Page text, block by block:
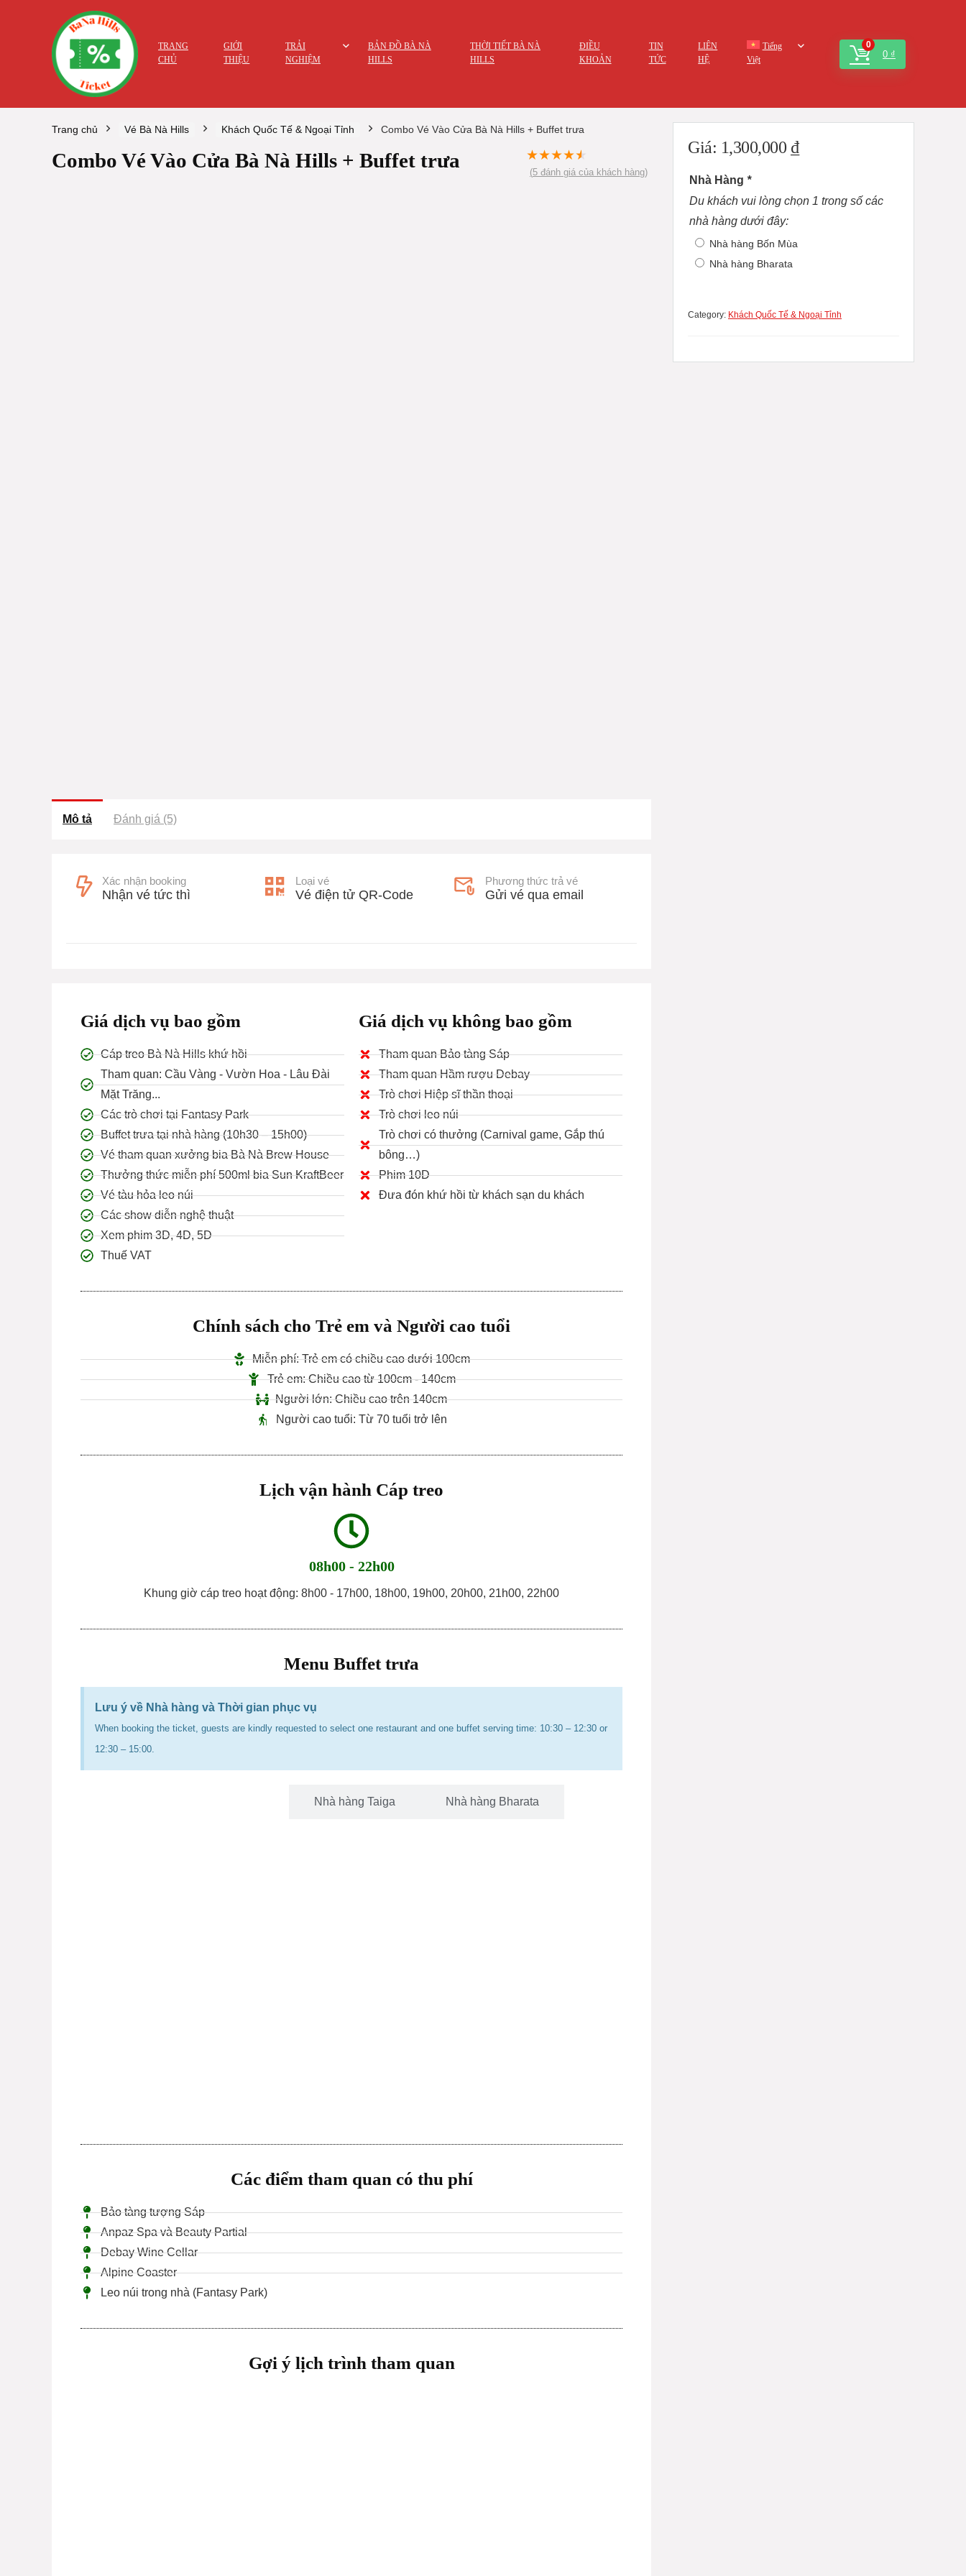
TRANG
CHỦ
GIỚI
THIỆU
TRẢI
NGHIỆM
BẢN ĐỒ BÀ NÀ
HILLS
THỜI TIẾT BÀ NÀ
HILLS
ĐIỀU
KHOẢN
TIN
TỨC
LIÊN
HỆ
Tiếng
Việt
0
0 ₫
Trang chủ Vé Bà Nà Hills Khách Quốc Tế & Ngoại Tỉnh Combo Vé Vào Cửa Bà Nà Hills + Buffet trưa
Combo Vé Vào Cửa Bà Nà Hills + Buffet trưa ★★★★★
(5 đánh giá của khách hàng)
Mô tả Đánh giá (5)
Xác nhận booking
Nhận vé tức thì
Loại vé
Vé điện tử QR-Code
Phương thức trả vé
Gửi vé qua email
Giá dịch vụ bao gồm
Cáp treo Bà Nà Hills khứ hồi
Tham quan: Cầu Vàng - Vườn Hoa - Lâu Đài
Mặt Trăng...
Các trò chơi tại Fantasy Park
Buffet trưa tại nhà hàng (10h30 – 15h00)
Vé tham quan xưởng bia Bà Nà Brew House
Thưởng thức miễn phí 500ml bia Sun KraftBeer
Vé tàu hỏa leo núi
Các show diễn nghệ thuật
Xem phim 3D, 4D, 5D
Thuế VAT
Giá dịch vụ không bao gồm
Tham quan Bảo tàng Sáp
Tham quan Hầm rượu Debay
Trò chơi Hiệp sĩ thần thoại
Trò chơi leo núi
Trò chơi có thưởng (Carnival game, Gắp thú
bông…)
Phim 10D
Đưa đón khứ hồi từ khách sạn du khách
Chính sách cho Trẻ em và Người cao tuổi
Miễn phí: Trẻ em có chiều cao dưới 100cm
Trẻ em: Chiều cao từ 100cm - 140cm
Người lớn: Chiều cao trên 140cm
Người cao tuổi: Từ 70 tuổi trở lên
Lịch vận hành Cáp treo
08h00 - 22h00
Khung giờ cáp treo hoạt động: 8h00 - 17h00, 18h00, 19h00, 20h00, 21h00, 22h00
Menu Buffet trưa
Lưu ý về Nhà hàng và Thời gian phục vụ
When booking the ticket, guests are kindly requested to select one restaurant and one buffet serving time: 10:30 – 12:30 or
12:30 – 15:00.
Nhà hàng Taiga Nhà hàng Bharata
Các điểm tham quan có thu phí
Bảo tàng tượng Sáp
Anpaz Spa và Beauty Partial
Debay Wine Cellar
Alpine Coaster
Leo núi trong nhà (Fantasy Park)
Gợi ý lịch trình tham quan
Giá: 1,300,000 ₫
Nhà Hàng *
Du khách vui lòng chọn 1 trong số các
nhà hàng dưới đây:
Nhà hàng Bốn Mùa
Nhà hàng Bharata
Category: Khách Quốc Tế & Ngoại Tỉnh